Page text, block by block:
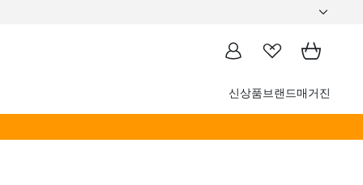
신상품브랜드매거진